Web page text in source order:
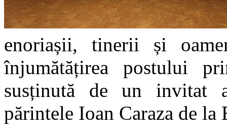
enoriașii, tinerii și
înjumătățirea postului
susținută de un invitat
părintele Ioan Caraza de la